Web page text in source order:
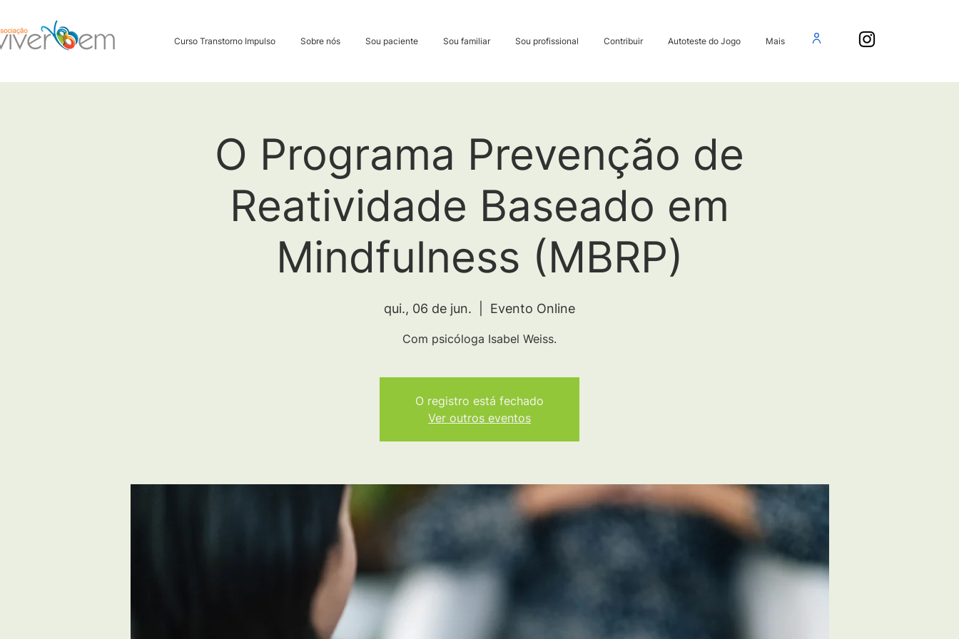
Curso Transtorno Impulso Sobre nós Sou paciente Sou familiar Sou profissional Contribuir Autoteste do Jogo Mais
O Programa Prevenção de
Reatividade Baseado em
Mindfulness (MBRP)
qui., 06 de jun. Evento Online
Com psicóloga Isabel Weiss.
O registro está fechado
Ver outros eventos